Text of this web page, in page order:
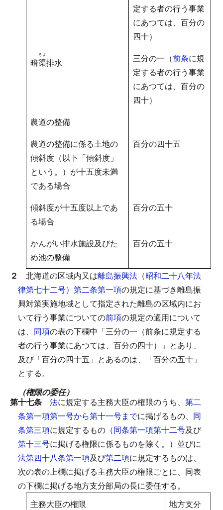
定する者の行う事業
にあつては、百分の
四十）
暗渠
きよ
排水 三分の一（前条に規
定する者の行う事業
にあつては、百分の
四十）
農道の整備
農道の整備に係る土地の
傾斜度（以下「傾斜度」
という。）が十五度未満
である場合
百分の四十五
傾斜度が十五度以上であ
る場合
百分の五十
かんがい排水施設及びた
め池の整備
百分の五十
２ 北海道の区域内又は離島振興法（昭和二十八年法
律第七十二号）第二条第一項の規定に基づき離島振
興対策実施地域として指定された離島の区域内にお
いて行う事業についての前項の規定の適用について
は、 同項の表の下欄中「三分の一（前条に規定する
者の行う事業にあつては、百分の四十）」とあり、
及び「百分の四十五」とあるのは、「百分の五十」
とする。
（権限の委任）
第十七条 法に規定する主務大臣の権限のうち、 第二
条第一項第一号から第十一号までに掲げるもの、 同
条第三項に規定するもの（同条第一項第十二号及び
第十三号に掲げる権限に係るものを除く。）並びに
法第四十八条第一項及び第二項に規定するものは、
次の表の上欄に掲げる主務大臣の権限ごとに、同表
の下欄に掲げる地方支分部局の長に委任する。
主務大臣の権限
地方支分